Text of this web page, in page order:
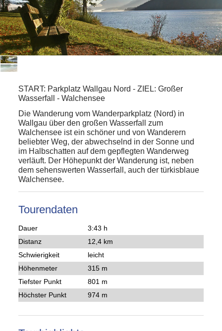
START: Parkplatz Wallgau Nord-ZIEL: Großer
Wasserfall - Walchensee
Die Wanderung vom Wanderparkplatz (Nord) in
Wallgau über den großen Wasserfall zum
Walchensee ist ein schöner und von Wanderern
beliebter Weg, der abwechselnd in der Sonne und
im Halbschatten auf dem gepflegten Wanderweg
verläuft. Der Höhepunkt der Wanderung ist, neben
dem sehenswerten Wasserfall, auch der türkisblaue
Walchensee.
Tourendaten
Dauer
3:43 h
Distanz
12,4 km
Schwierigkeit
leicht
Höhenmeter
315 m
Tiefster Punkt
801 m
Höchster Punkt
974 m